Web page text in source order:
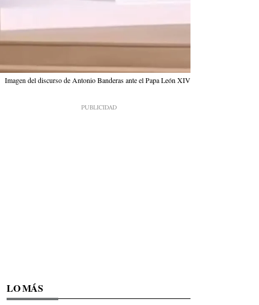
Imagen del discurso de Antonio Banderas ante el Papa León XIV
LO MÁS